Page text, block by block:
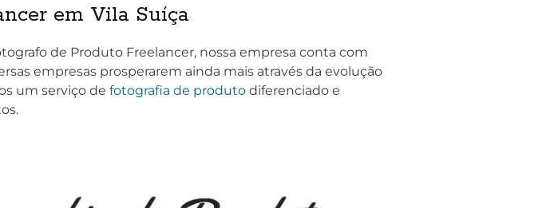
em Vila Suíça
de Produto Freelancer, nossa empresa conta com
empresas prosperarem ainda mais através da evolução
um serviço de fotografia de produto diferenciado e